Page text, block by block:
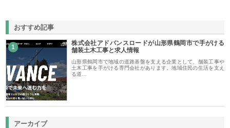
おすすめ記事
1
株式会社アドバンスロードが山形県鶴岡市で手がける
舗装土木工事と求人情報
山形県鶴岡市で地域の道路基盤を支える企業として、舗装工事や
土木工事を手がける専門会社があります。地域住民の生活を支え
る道…
アーカイブ